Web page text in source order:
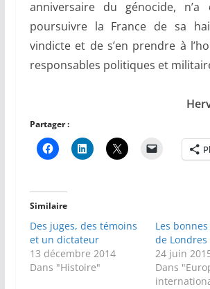
anniversaire du génocide,
poursuivre la France de sa
vindicte et de s’en prendre à
responsables politiques et
Partager :
Similaire
Des juges, des témoins
et un dictateur
13 décembre 2014
Dans "Histoire"
Les
de Londres
24 juin
Dans